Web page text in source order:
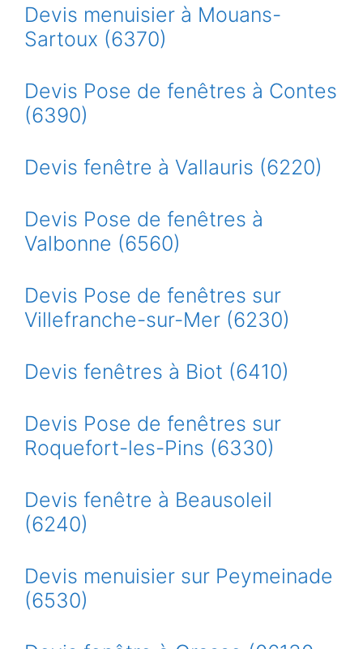
Devis menuisier à Mouans-
Sartoux (6370)
Devis Pose de fenêtres à Contes
(6390)
Devis fenêtre à Vallauris (6220)
Devis Pose de fenêtres à
Valbonne (6560)
Devis Pose de fenêtres sur
Villefranche-sur-Mer (6230)
Devis fenêtres à Biot (6410)
Devis Pose de fenêtres sur
Roquefort-les-Pins (6330)
Devis fenêtre à Beausoleil
(6240)
Devis menuisier sur Peymeinade
(6530)